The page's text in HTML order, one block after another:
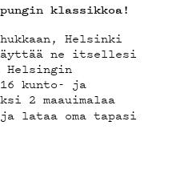
klassikkoa!
Helsinki
ne itsellesi
Helsingin
kunto- ja
2 maauimalaa
lataa oma tapasi